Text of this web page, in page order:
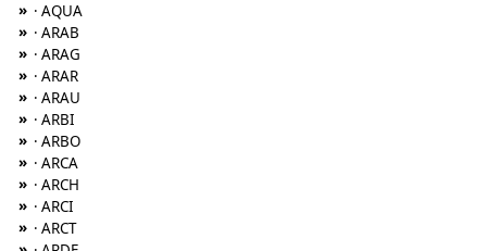
» · AQUA
» · ARAB
» · ARAG
» · ARAR
» · ARAU
» · ARBI
» · ARBO
» · ARCA
» · ARCH
» · ARCI
» · ARCT